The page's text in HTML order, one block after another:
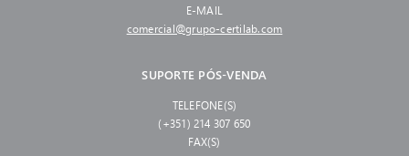
E-MAIL
comercial@grupo-certilab.com
SUPORTE PÓS-VENDA
TELEFONE(S)
(+351) 214 307 650
FAX(S)